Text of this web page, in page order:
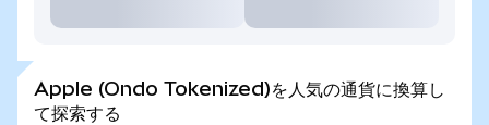
Apple (Ondo Tokenized)を人気の通貨に換算し
て探索する